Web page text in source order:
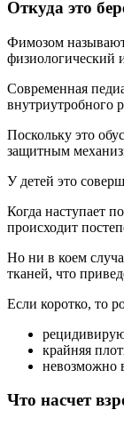
Откуда это
Фимозом называют
физиологический
Современная
внутриутробного
Поскольку это
защитным
У детей это
Когда наступает
происходит
Но ни в коем
тканей, что
Если коротко, то
крайняя
невозможно
Что насчет